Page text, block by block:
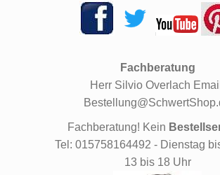
Fachberatung
Herr Silvio Overlach
Fachberatung! Kein
Tel: 015758164492 - Dienstag
13 bis 18 Uhr